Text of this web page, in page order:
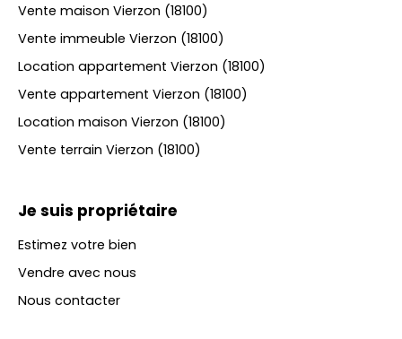
Vente maison Vierzon (18100)
Vente immeuble Vierzon (18100)
Location appartement Vierzon (18100)
Vente appartement Vierzon (18100)
Location maison Vierzon (18100)
Vente terrain Vierzon (18100)
Je suis propriétaire
Estimez votre bien
Vendre avec nous
Nous contacter